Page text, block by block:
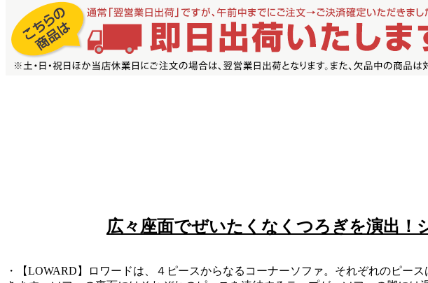
広々座面でぜいたくなくつろぎを演出
・【LOWARD】ロワードは、４ピースからなるコーナーソファ。それぞれのピー